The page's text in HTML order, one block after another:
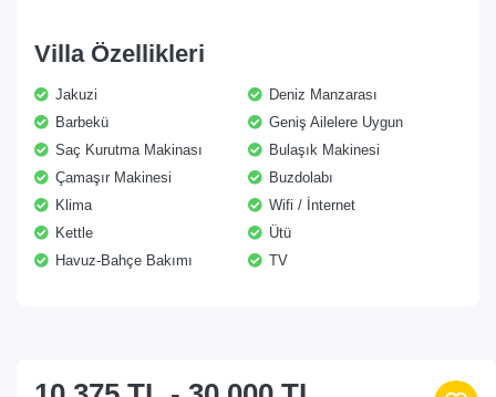
Villa Özellikleri
Jakuzi
Deniz Manzarası
Barbekü
Geniş Ailelere Uygun
Saç Kurutma Makinası
Bulaşık Makinesi
Çamaşır Makinesi
Buzdolabı
Klima
Wifi / İnternet
Kettle
Ütü
Havuz-Bahçe Bakımı
TV